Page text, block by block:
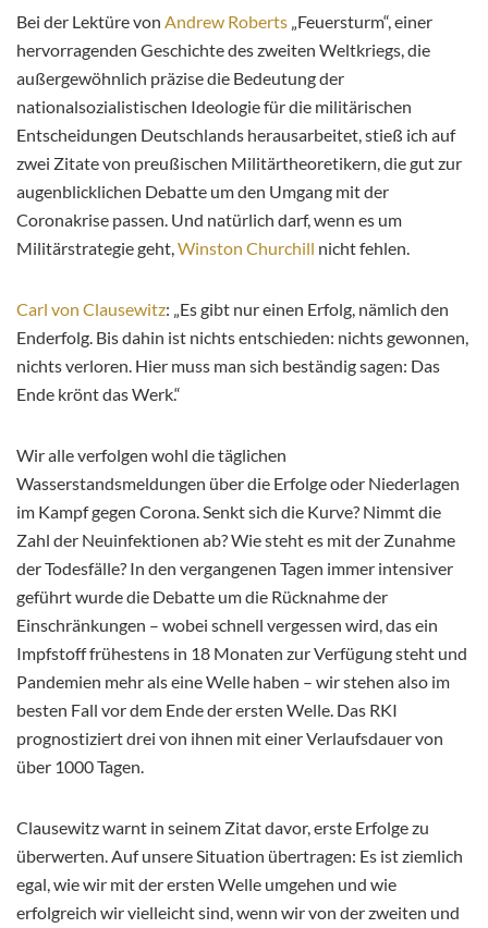
Bei der Lektüre von Andrew Roberts „Feuersturm“, einer
hervorragenden Geschichte des zweiten Weltkriegs, die
außergewöhnlich präzise die Bedeutung der
nationalsozialistischen Ideologie für die militärischen
Entscheidungen Deutschlands herausarbeitet, stieß ich auf
zwei Zitate von preußischen Militärtheoretikern, die gut zur
augenblicklichen Debatte um den Umgang mit der
Coronakrise passen. Und natürlich darf, wenn es um
Militärstrategie geht,Winston Churchill nicht fehlen.
Carl von Clausewitz: „Es gibt nur einen Erfolg, nämlich den
Enderfolg. Bis dahin ist nichts entschieden: nichts gewonnen,
nichts verloren. Hier muss man sich beständig sagen: Das
Ende krönt das Werk.“
Wir alle verfolgen wohl die täglichen
Wasserstandsmeldungen über die Erfolge oder Niederlagen
im Kampf gegen Corona. Senkt sich die Kurve? Nimmt die
Zahl der Neuinfektionen ab? Wie steht es mit der Zunahme
der Todesfälle? In den vergangenen Tagen immer intensiver
geführt wurde die Debatte um die Rücknahme der
Einschränkungen – wobei schnell vergessen wird, das ein
Impfstoff frühestens in 18 Monaten zur Verfügung steht und
Pandemien mehr als eine Welle haben – wir stehen also im
besten Fall vor dem Ende der ersten Welle. Das RKI
prognostiziert drei von ihnen mit einer Verlaufsdauer von
über 1000 Tagen.
Clausewitz warnt in seinem Zitat davor, erste Erfolge zu
überwerten. Auf unsere Situation übertragen: Es ist ziemlich
egal, wie wir mit der ersten Welle umgehen und wie
erfolgreich wir vielleicht sind, wenn wir von der zweiten und